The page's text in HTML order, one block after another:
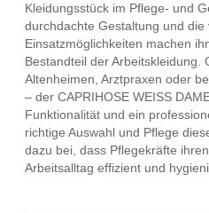
Kleidungsstück im Pflege- und
durchdachte Gestaltung und die
Einsatzmöglichkeiten machen
Bestandteil der Arbeitskleidung.
Altenheimen, Arztpraxen oder
– der CAPRIHOSE WEISS
Funktionalität und ein
richtige Auswahl und Pflege
dazu bei, dass Pflegekräfte
Arbeitsalltag effizient und